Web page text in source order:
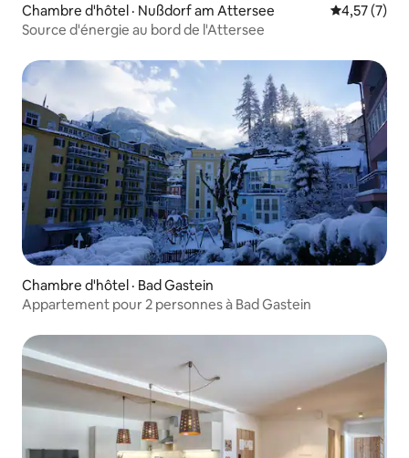
Chambre d'hôtel · Nußdorf am Attersee Note
4,57 (7)
Source d'énergie au bord de l'Attersee
Chambre d'hôtel · Bad Gastein
Appartement pour 2 personnes à Bad Gastein